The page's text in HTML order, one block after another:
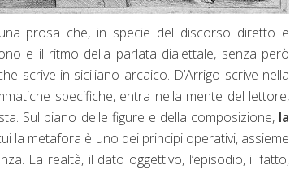
prosa che, in specie del discorso diretto e
e il ritmo della parlata dialettale, senza però
scrive in siciliano arcaico. D’Arrigo scrive nella
specifiche, entra nella mente del lettore,
Sul piano delle figure e della composizione, la
la metafora è uno dei principi operativi, assieme
La realtà, il dato oggettivo, l’episodio, il fatto,